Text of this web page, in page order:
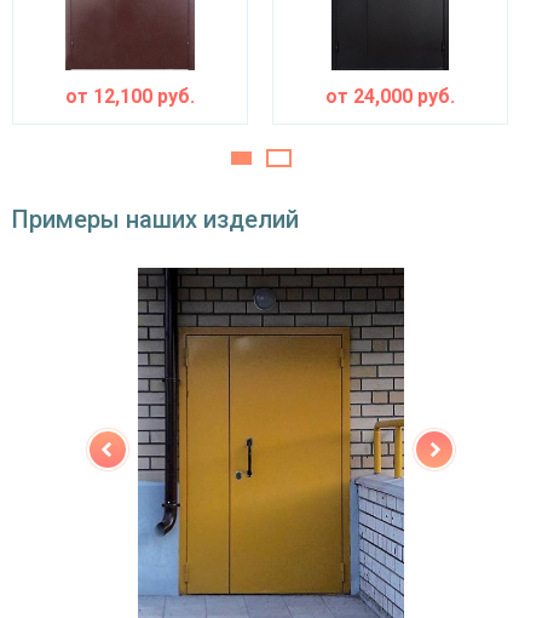
устройства
двойной контур уплотнения,
Особенности модели
левое / правое (на выбор)
180°
от 12,100 руб. от 24,000 руб.
Примеры наших изделий